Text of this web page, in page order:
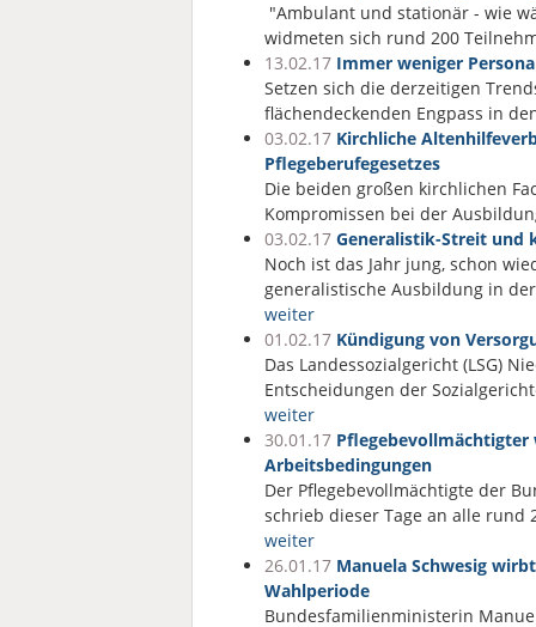
"Ambulant und stationär - wie
widmeten sich rund 200
13.02.17 Immer weniger
Setzen sich die derzeitigen
flächendeckenden Engpass in
03.02.17 Kirchliche
Pflegeberufegesetzes
Die beiden großen kirchlichen
Kompromissen bei der
03.02.17 Generalistik-Streit und
Noch ist das Jahr jung, schon
generalistische Ausbildung in
weiter
01.02.17 Kündigung von
Das Landessozialgericht (LSG)
Entscheidungen der
weiter
30.01.17
Arbeitsbedingungen
Der Pflegebevollmächtigte der
schrieb dieser Tage an alle
weiter
26.01.17 Manuela Schwesig
Wahlperiode
Bundesfamilienministerin